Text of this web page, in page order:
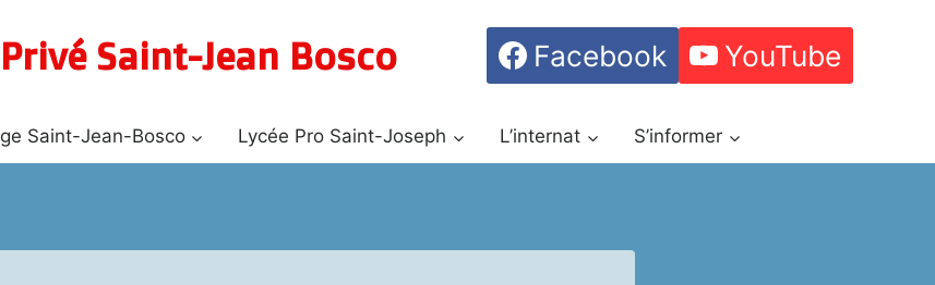
Saint-Jean Bosco Facebook YouTube
Saint-Jean-Bosco Lycée Pro Saint-Joseph L’internat S’informer